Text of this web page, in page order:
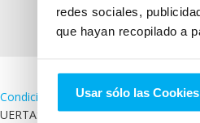
redes sociales,
que hayan recopilado a
Usar sólo las
Condiciones legales y lapolítica de
me informe sobre sus